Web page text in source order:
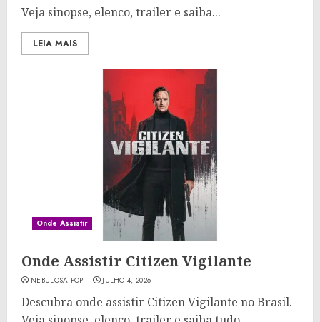
Veja sinopse, elenco, trailer e saiba...
LEIA MAIS
Onde Assistir
Onde Assistir Citizen Vigilante
NEBULOSA POP JULHO 4, 2026
Descubra onde assistir Citizen Vigilante no Brasil.